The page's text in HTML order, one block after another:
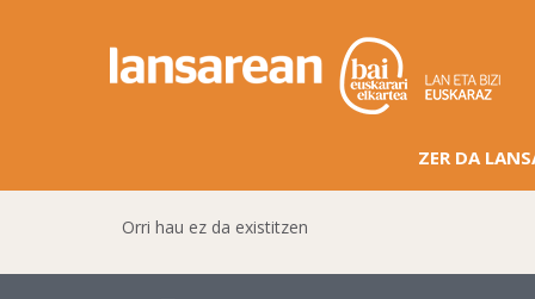
ZER DA
Orri hau ez da existitzen